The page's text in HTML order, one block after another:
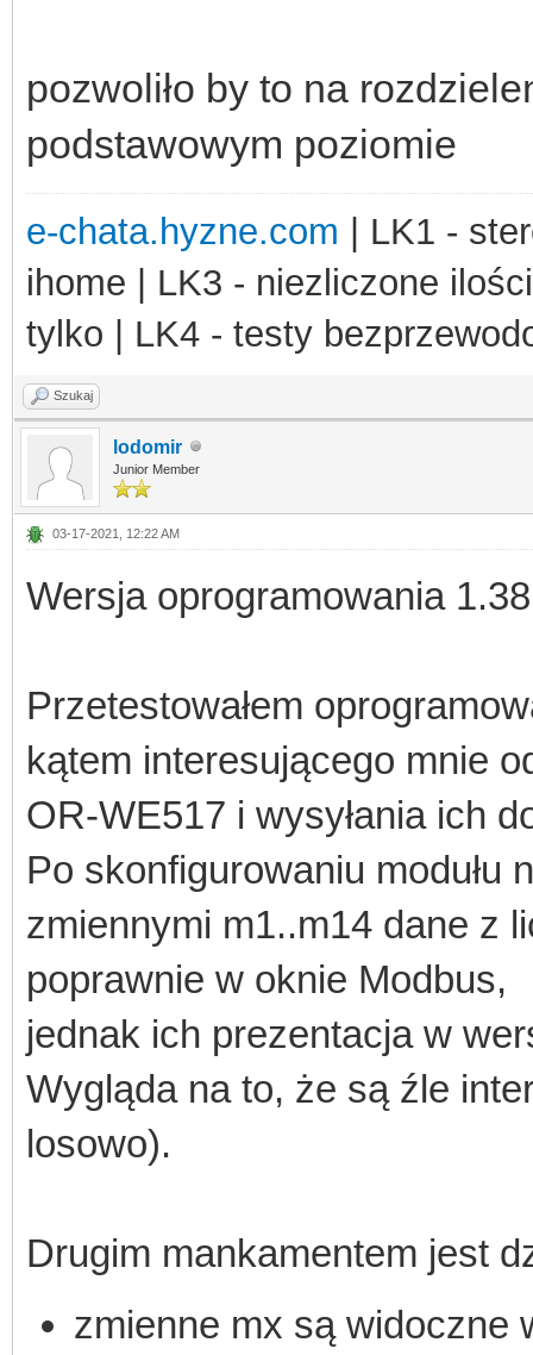
pozwoliło by to na
podstawowym poziomie
e-chata.hyzne.com | LK1 -
ihome | LK3 - niezliczone
tylko | LK4 - testy
Szukaj
lodomir
Junior Member
03-17-2021, 12:22 AM
Wersja oprogramowania
Przetestowałem
kątem interesującego mnie
OR-WE517 i wysyłania ich
Po skonfigurowaniu modułu
zmiennymi m1..m14 dane z
poprawnie w oknie Modbus,
jednak ich prezentacja w
Wygląda na to, że są źle
losowo).
Drugim mankamentem jest
zmienne mx są widoczne